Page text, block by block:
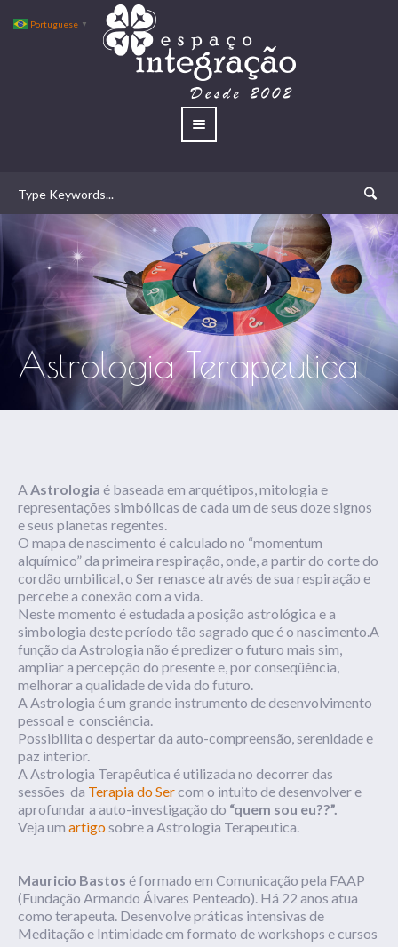
Astrologia Terapeutica
A Astrologia é baseada em arquétipos, mitologia e
representações simbólicas de cada um de seus doze signos
e seus planetas regentes.
O mapa de nascimento é calculado no “momentum
alquímico” da primeira respiração, onde, a partir do corte do
cordão umbilical, o Ser renasce através de sua respiração e
percebe a conexão com a vida.
Neste momento é estudada a posição astrológica e a
simbologia deste período tão sagrado que é o nascimento.A
função da Astrologia não é predizer o futuro mais sim,
ampliar a percepção do presente e, por conseqüência,
melhorar a qualidade de vida do futuro.
A Astrologia é um grande instrumento de desenvolvimento
pessoal e consciência.
Possibilita o despertar da auto-compreensão, serenidade e
paz interior.
A Astrologia Terapêutica é utilizada no decorrer das
sessões da Terapia do Sercom o intuito de desenvolver e
aprofundar a auto-investigação do “quem sou eu??”.
Veja um artigosobre a Astrologia Terapeutica.
Mauricio Bastos é formado em Comunicação pela FAAP
(Fundação Armando Álvares Penteado). Há 22 anos atua
como terapeuta. Desenvolve práticas intensivas de
Meditação e Intimidade em formato de workshops e cursos
Portuguese ▼